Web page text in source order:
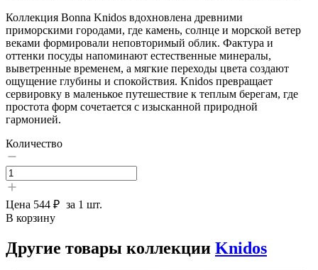
Коллекция Bonna Knidos вдохновлена древними
приморскими городами, где камень, солнце и морской ветер
веками формировали неповторимый облик. Фактура и
оттенки посуды напоминают естественные минералы,
выветренные временем, а мягкие переходы цвета создают
ощущение глубины и спокойствия. Knidos превращает
сервировку в маленькое путешествие к теплым берегам, где
простота форм сочетается с изысканной природной
гармонией.
Количество
Цена 544 ₽ за 1 шт.
В корзину
Другие товары коллекции Knidos